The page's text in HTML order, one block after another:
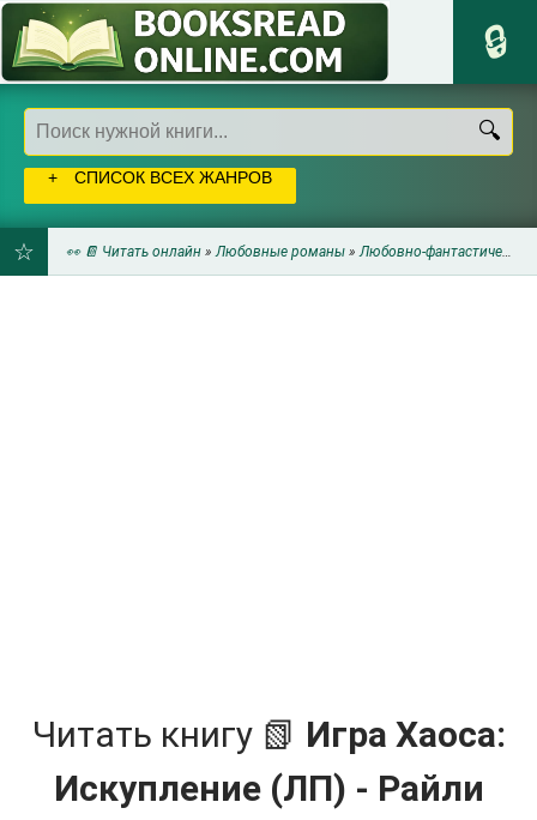
СПИСОК ВСЕХ ЖАНРОВ
👀 📔 Читать онлайн »Любовные романы »Любовно-фантастические романы
Читать книгу 📗 Игра Хаоса:
Искупление (ЛП) - Райли